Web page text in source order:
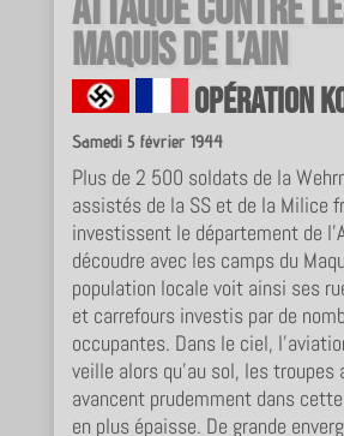
maquis de l’ain
Opération
Samedi 5 février 1944
Plus de 2 500 soldats de la
assistés de la SS et de la Milice
investissent le département de
découdre avec les camps du
population locale voit ainsi ses
et carrefours investis par de
occupantes. Dans le ciel,
veille alors qu’au sol, les troupes
avancent prudemment dans
en plus épaisse. De grande